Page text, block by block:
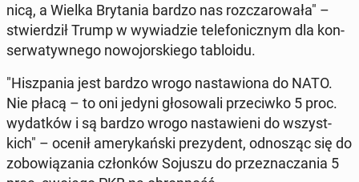
ni­cą, a Wielka Bry­ta­nia bardzo nas roz­cza­ro­wa­ła" –
stwier­dził Trump w wy­wia­dzie te­le­fo­nicz­nym dla kon­
ser­wa­tyw­ne­go no­wo­jor­skie­go ta­blo­idu.
"Hisz­pa­nia jest bardzo wrogo na­sta­wio­na do NATO.
Nie płacą – to oni jedyni gło­so­wa­li prze­ciw­ko 5 proc.
wy­dat­ków i są bardzo wrogo na­sta­wie­ni do wszyst­
kich" – ocenił ame­ry­kań­ski pre­zy­dent, od­no­sząc się do
zo­bo­wią­za­nia człon­ków Sojuszu do prze­zna­cza­nia 5